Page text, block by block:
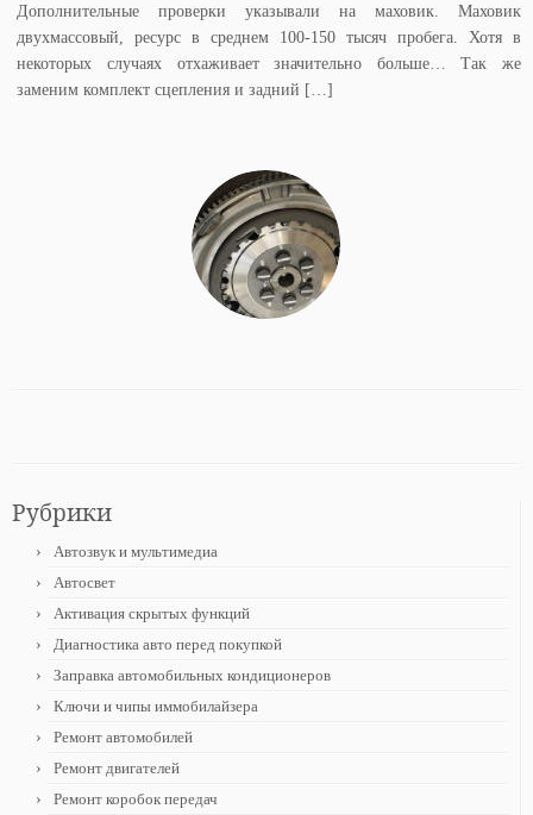
Дополнительные проверки указывали на маховик. Маховик
двухмассовый, ресурс в среднем 100-150 тысяч пробега. Хотя в
некоторых случаях отхаживает значительно больше… Так же
заменим комплект сцепления и задний […]
Рубрики
Автозвук и мультимедиа
Автосвет
Активация скрытых функций
Диагностика авто перед покупкой
Заправка автомобильных кондиционеров
Ключи и чипы иммобилайзера
Ремонт автомобилей
Ремонт двигателей
Ремонт коробок передач